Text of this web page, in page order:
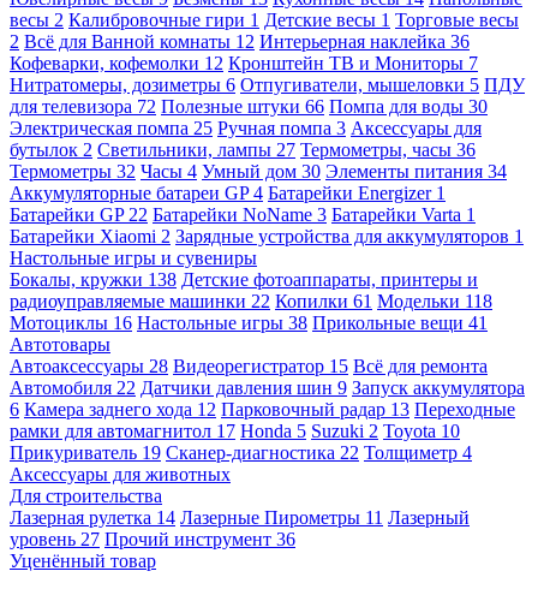
весы 2 Калибровочные гири 1 Детские весы 1 Торговые весы
2 Всё для Ванной комнаты 12 Интерьерная наклейка 36
Кофеварки, кофемолки 12 Кронштейн ТВ и Мониторы 7
Нитратомеры, дозиметры 6 Отпугиватели, мышеловки 5 ПДУ
для телевизора 72 Полезные штуки 66 Помпа для воды 30
Электрическая помпа 25 Ручная помпа 3 Аксессуары для
бутылок 2 Светильники, лампы 27 Термометры, часы 36
Термометры 32 Часы 4 Умный дом 30 Элементы питания 34
Аккумуляторные батареи GP4 Батарейки Energizer 1
Батарейки GP 22 Батарейки NoName 3 Батарейки Varta 1
Батарейки Xiaomi 2 Зарядные устройства для аккумуляторов 1
Настольные игры и сувениры
Бокалы, кружки 138 Детские фотоаппараты, принтеры и
радиоуправляемые машинки 22 Копилки 61 Модельки 118
Мотоциклы 16 Настольные игры 38 Прикольные вещи 41
Автотовары
Автоаксессуары 28 Видеорегистратор 15 Всё для ремонта
Автомобиля 22 Датчики давления шин 9 Запуск аккумулятора
6 Камера заднего хода 12 Парковочный радар 13 Переходные
рамки для автомагнитол 17 Honda 5 Suzuki 2 Toyota 10
Прикуриватель 19 Сканер-диагностика 22 Толщиметр 4
Аксессуары для животных
Для строительства
Лазерная рулетка 14 Лазерные Пирометры 11 Лазерный
уровень 27 Прочий инструмент 36
Уценённый товар